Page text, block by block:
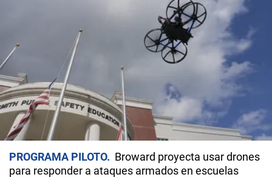
PROGRAMA PILOTO
Broward proyecta usar drones
para responder a ataques armados en escuelas